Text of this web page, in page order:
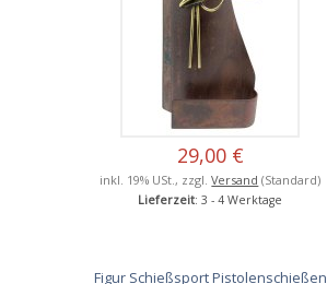
29,00 €
inkl. 19% USt., zzgl.Versand (Standard)
Lieferzeit: 3 - 4 Werktage
Figur Schießsport Pistolenschießen